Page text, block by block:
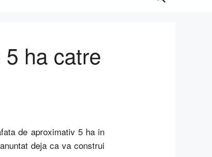
ha catre
de aproximativ 5 ha in
deja ca va construi